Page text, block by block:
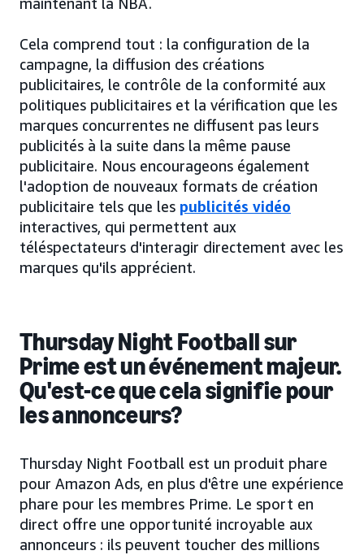
Cela comprend tout : la configuration de la
campagne, la diffusion des créations
publicitaires, le contrôle de la conformité aux
politiques publicitaires et la vérification que les
marques concurrentes ne diffusent pas leurs
publicités à la suite dans la même pause
publicitaire. Nous encourageons également
l'adoption de nouveaux formats de création
publicitaire tels que les publicités vidéo
interactives, qui permettent aux
téléspectateurs d'interagir directement avec les
marques qu'ils apprécient.
Thursday Night Football sur
Prime est un événement majeur.
Qu'est-ce que cela signifie pour
les annonceurs?
Thursday Night Football est un produit phare
pour Amazon Ads, en plus d'être une expérience
phare pour les membres Prime. Le sport en
direct offre une opportunité incroyable aux
annonceurs : ils peuvent toucher des millions